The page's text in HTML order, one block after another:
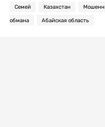
Семей Казахстан
обмана Абайская область